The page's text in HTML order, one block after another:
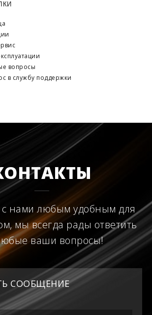
вопросы
в службу поддержки
с нами любым удобным для
мы всегда рады ответить
ваши вопросы!
СООБЩЕНИЕ